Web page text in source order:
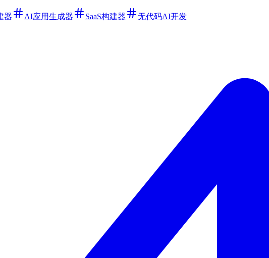
器 AI应用生成器 SaaS构建器 无代码AI开发